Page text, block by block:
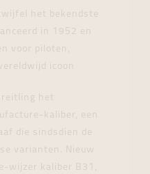
het bekendste
in 1952 en
voor piloten,
icoon
het
kaliber, een
die sindsdien de
varianten. Nieuw
wijzer kaliber B31,